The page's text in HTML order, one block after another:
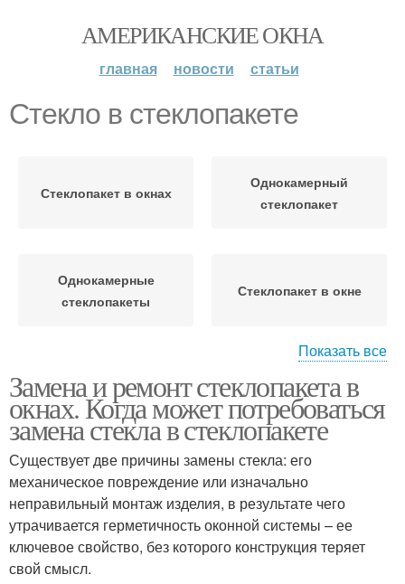
АМЕРИКАНСКИЕ ОКНА
главная новости статьи
Стекло в стеклопакете
Стеклопакет в окнах
Однокамерный
стеклопакет
Однокамерные
стеклопакеты
Стеклопакет в окне
Стеклопакет в москве Окна со стеклопакетами
Окна со стеклопакетом
Окна с двухкамерным
стеклопакетом
Стекло в пластиковом
Показать все
Замена и ремонт стеклопакета в
окнах. Когда может потребоваться
замена стекла в стеклопакете
Существует две причины замены стекла: его
механическое повреждение или изначально
неправильный монтаж изделия, в результате чего
утрачивается герметичность оконной системы – ее
ключевое свойство, без которого конструкция теряет
свой смысл.